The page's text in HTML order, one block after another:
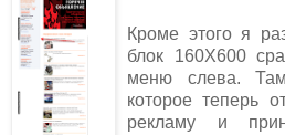
Кроме этого я
блок 160Х600
меню слева.
которое теперь
рекламу и